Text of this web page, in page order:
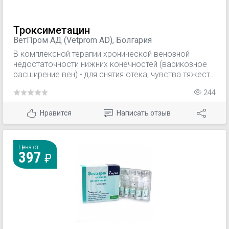
заболевания не влияет.
Троксиметацин
ВетПром АД (Vetprom AD), Болгария
В комплексной терапии хронической венозной
недостаточности нижних конечностей (варикозное
расширение вен) - для снятия отека, чувства тяжести
флебит; постфлебитные состояния; ревматическое
поражение мягких тканей (тендовагинит, бурсит,
фиброзит, периартрит); послеоперационные отеки,
контузии, вывихи, растяжения.
244
Нравится Написать отзыв
Цена от
397